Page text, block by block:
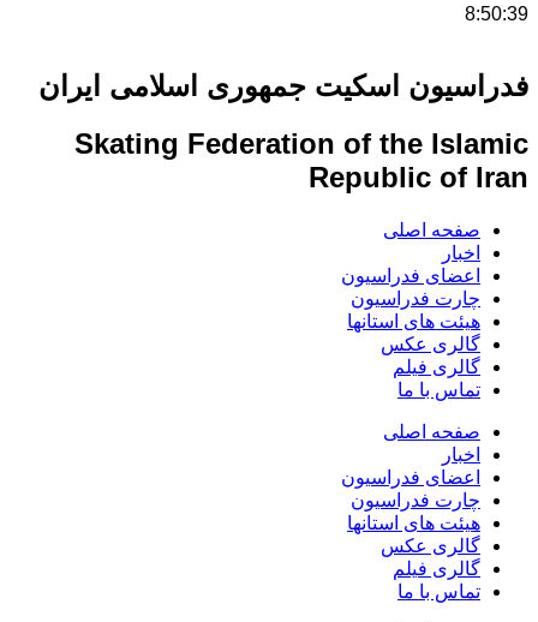
8:50:39
فدراسیون اسکیت جمهوری اسلامی ایران
Skating Federation of the Islamic
Republic of Iran
صفحه اصلی
اخبار
اعضای فدراسیون
چارت فدراسیون
هیئت های استانها
گالری عکس
گالری فیلم
تماس با ما
صفحه اصلی
اخبار
اعضای فدراسیون
چارت فدراسیون
هیئت های استانها
گالری عکس
گالری فیلم
تماس با ما